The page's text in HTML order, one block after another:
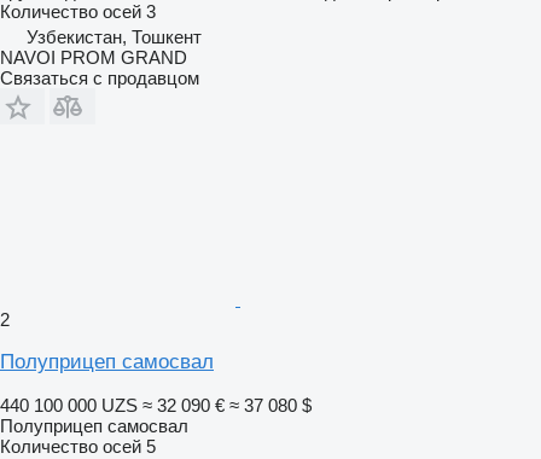
Количество осей 3
Узбекистан, Тошкент
NAVOI PROM GRAND
Связаться с продавцом
2
Полуприцеп самосвал
440 100 000 UZS ≈ 32 090 € ≈ 37 080 $
Полуприцеп самосвал
Количество осей 5